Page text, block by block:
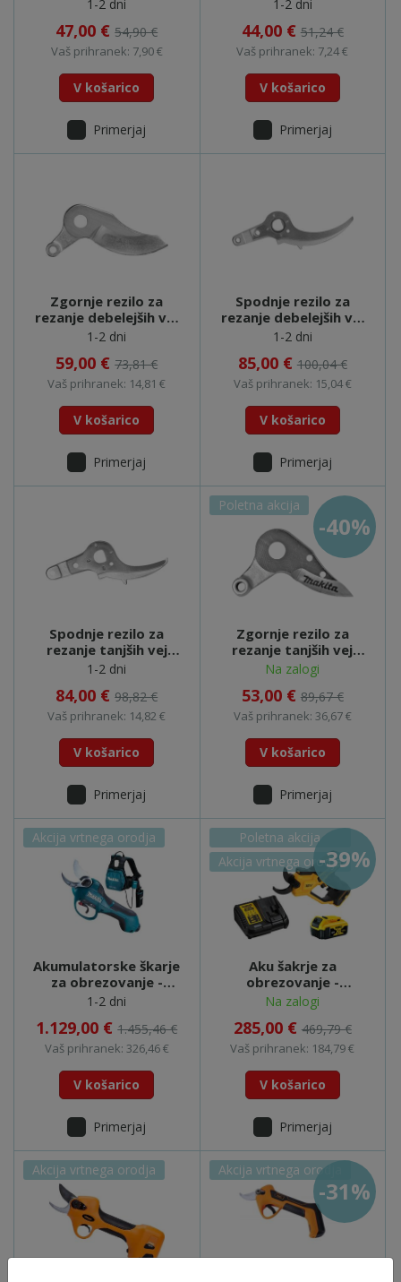
1-2 dni
47,00 €54,90 €
Vaš prihranek: 7,90 €
V košarico
Primerjaj
1-2 dni
44,00 € 51,24 €
Vaš prihranek: 7,24 €
V košarico
Primerjaj
Zgornje rezilo za
rezanje debelejših vej
DUP361 DUP362
1-2 dni
59,00 €73,81 €
Vaš prihranek: 14,81 €
V košarico
Primerjaj
Spodnje rezilo za
rezanje debelejših vej
DUP361 DUP362 -
1-2 dni
85,00 € 100,04 €
Vaš prihranek: 15,04 €
V košarico
Primerjaj
Spodnje rezilo za
rezanje tanjših vej
DUP361 DUP362 -
1-2 dni
84,00 €98,82 €
Vaš prihranek: 14,82 €
V košarico
Primerjaj
Zgornje rezilo za
rezanje tanjših vej
Zgornje rezilo za
rezanje tanjših vej
DUP361 DUP362 -
199314-
Na zalogi
53,00 € 89,67 €
Vaš prihranek: 36,67 €
V košarico
Primerjaj
Poletna akcija
-40%
Akumulatorske škarje
za obrezovanje -
DUP361ZN
1-2 dni
1.129,00 €1.455,46 €
Vaš prihranek: 326,46 €
V košarico
Primerjaj
Akcija vrtnega orodja
Aku šakrje za
obrezovanje -
DCMPP568P1
Na zalogi
285,00 € 469,79 €
Vaš prihranek: 184,79 €
V košarico
Primerjaj
Poletna akcija
Akcija vrtnega orodja-39%
Akcija vrtnega orodja Akcija vrtnega orodja
-31%